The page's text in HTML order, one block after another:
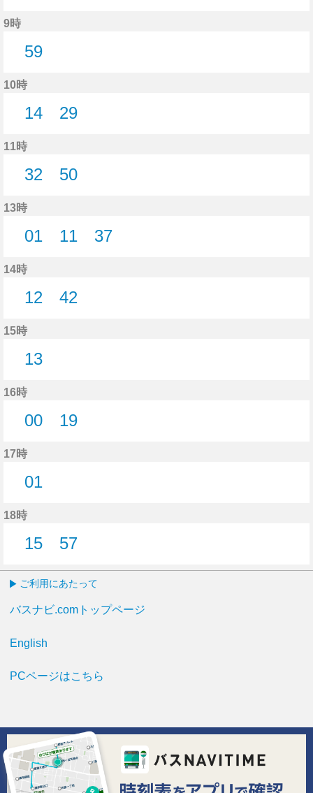
9時
59
10時
14
29
11時
32
50
13時
01
11
37
14時
12
42
15時
13
16時
00
19
17時
01
18時
15
57
ご利用にあたって
バスナビ.comトップページ
English
PCページはこちら